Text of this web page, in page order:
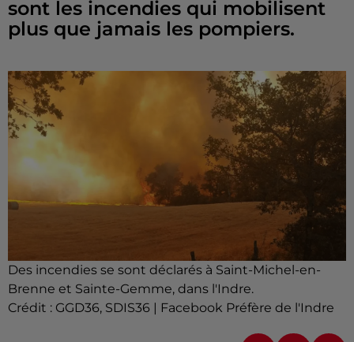
sont les incendies qui mobilisent
plus que jamais les pompiers.
Des incendies se sont déclarés à Saint-Michel-en-
Brenne et Sainte-Gemme, dans l'Indre.
Crédit : GGD36, SDIS36 | Facebook Préfère de l'Indre